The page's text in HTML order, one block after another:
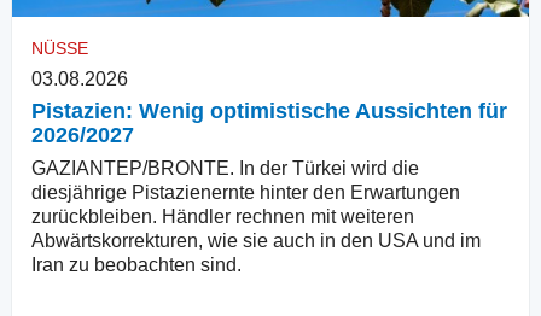
NÜSSE
03.08.2026
Pistazien: Wenig optimistische Aussichten für
2026/2027
GAZIANTEP/BRONTE. In der Türkei wird die
diesjährige Pistazienernte hinter den Erwartungen
zurückbleiben. Händler rechnen mit weiteren
Abwärtskorrekturen, wie sie auch in den USA und im
Iran zu beobachten sind.